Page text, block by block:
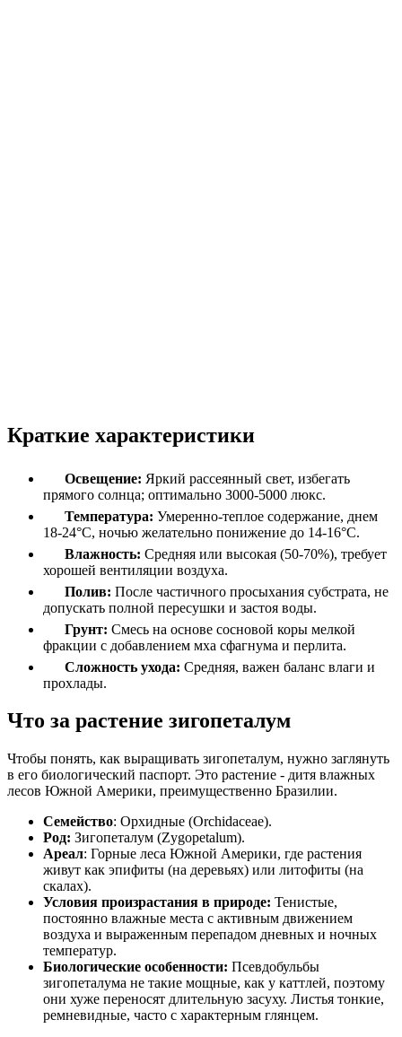
Краткие характеристики
Освещение: Яркий рассеянный свет, избегать
прямого солнца; оптимально 3000-5000 люкс.
Температура: Умеренно-теплое содержание, днем
18-24°C, ночью желательно понижение до 14-16°C.
Влажность: Средняя или высокая (50-70%), требует
хорошей вентиляции воздуха.
Полив: После частичного просыхания субстрата, не
допускать полной пересушки и застоя воды.
Грунт: Смесь на основе сосновой коры мелкой
фракции с добавлением мха сфагнума и перлита.
Сложность ухода: Средняя, важен баланс влаги и
прохлады.
Что за растение зигопеталум
Чтобы понять, как выращивать зигопеталум, нужно заглянуть
в его биологический паспорт. Это растение - дитя влажных
лесов Южной Америки, преимущественно Бразилии.
Семейство: Орхидные (Orchidaceae).
Род: Зигопеталум (Zygopetalum).
Ареал: Горные леса Южной Америки, где растения
живут как эпифиты (на деревьях) или литофиты (на
скалах).
Условия произрастания в природе: Тенистые,
постоянно влажные места с активным движением
воздуха и выраженным перепадом дневных и ночных
температур.
Биологические особенности: Псевдобульбы
зигопеталума не такие мощные, как у каттлей, поэтому
они хуже переносят длительную засуху. Листья тонкие,
ремневидные, часто с характерным глянцем.